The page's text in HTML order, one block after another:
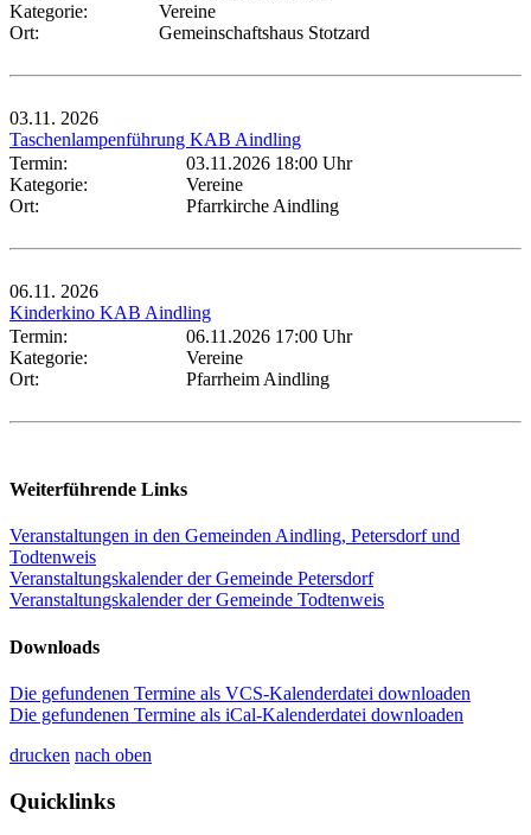
Kategorie:
Vereine
Ort:
Gemeinschaftshaus Stotzard
03.11. 2026
Taschenlampenführung KAB Aindling
Termin:
03.11.2026 18:00 Uhr
Kategorie:
Vereine
Ort:
Pfarrkirche Aindling
06.11. 2026
Kinderkino KAB Aindling
Termin:
06.11.2026 17:00 Uhr
Kategorie:
Vereine
Ort:
Pfarrheim Aindling
Weiterführende Links
Veranstaltungen in den Gemeinden Aindling, Petersdorf und
Todtenweis
Veranstaltungskalender der Gemeinde Petersdorf
Veranstaltungskalender der Gemeinde Todtenweis
Downloads
Die gefundenen Termine als VCS-Kalenderdatei downloaden
Die gefundenen Termine als iCal-Kalenderdatei downloaden
drucken nach oben
Quicklinks